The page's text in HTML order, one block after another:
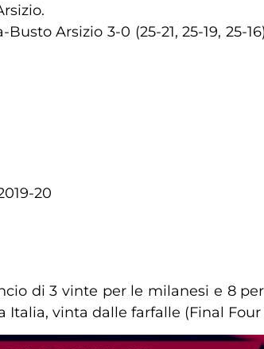
Busto Arsizio 3-0 (25-21, 25-19, 25-
20
di 3 vinte per le milanesi e 8
Italia, vinta dalle farfalle (Final